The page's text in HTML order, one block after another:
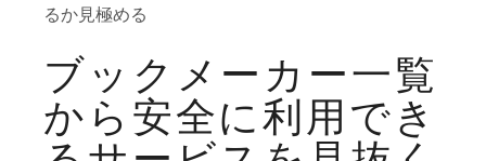
るか見極める
ブックメーカー一覧
から安全に利用でき